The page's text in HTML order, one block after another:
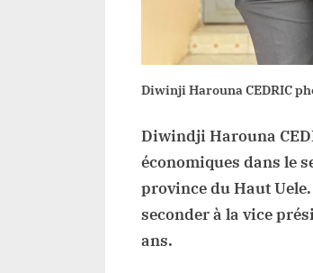
Diwinji Harouna CEDRIC
Diwindji Harouna
économiques dans le
province du Haut
seconder à la vice
ans.